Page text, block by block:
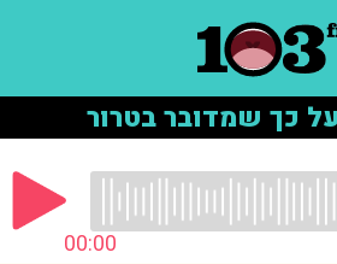
כך שמדובר בטרור
00:00